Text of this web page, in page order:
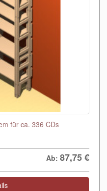
für ca. 336 CDs
Ab: 87,75€